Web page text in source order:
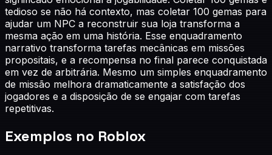
tedioso se não há contexto, mas coletar 100 gemas para
ajudar um NPC a reconstruir sua loja transforma a
mesma ação em uma história. Esse enquadramento
narrativo transforma tarefas mecânicas em missões
propositais, e a recompensa no final parece conquistada
em vez de arbitrária. Mesmo um simples enquadramento
de missão melhora dramaticamente a satisfação dos
jogadores e a disposição de se engajar com tarefas
repetitivas.
Exemplos no Roblox